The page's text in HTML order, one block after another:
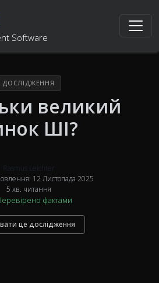
Software
ДОСЛІДЖЕННЯ
великий
ШІ?
Rasmus Leichter
12 Листопада 2025
5 хв. читання
фактами
це дослідження